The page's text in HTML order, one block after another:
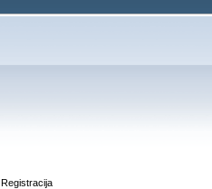
Registracija